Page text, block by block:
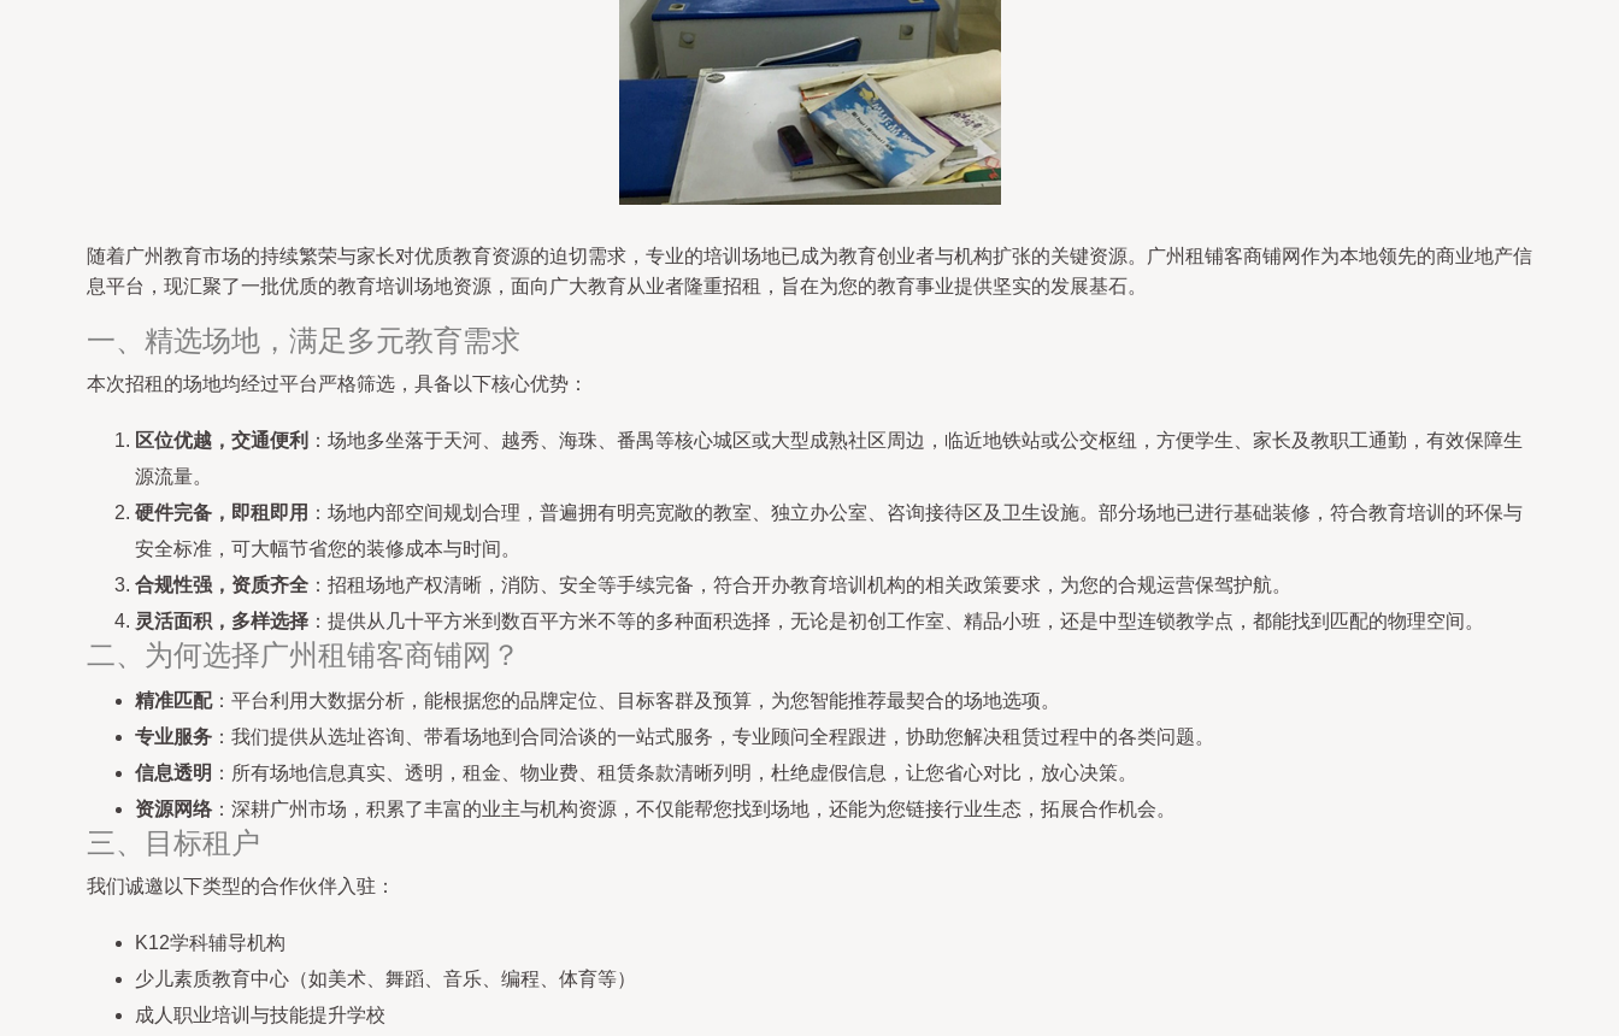
随着广州教育市场的持续繁荣与家长对优质教育资源的迫切需求，专业的培训场地已成为教育创业者与机构扩张的关键资源。广州租铺客商铺网作为本地领先的商业地产信
息平台，现汇聚了一批优质的教育培训场地资源，面向广大教育从业者隆重招租，旨在为您的教育事业提供坚实的发展基石。
一、精选场地，满足多元教育需求
本次招租的场地均经过平台严格筛选，具备以下核心优势：
区位优越，交通便利 ：场地多坐落于天河、越秀、海珠、番禺等核心城区或大型成熟社区周边，临近地铁站或公交枢纽，方便学生、家长及教职工通勤，有效保障生
源流量。
硬件完备，即租即用 ：场地内部空间规划合理，普遍拥有明亮宽敞的教室、独立办公室、咨询接待区及卫生设施。部分场地已进行基础装修，符合教育培训的环保与
安全标准，可大幅节省您的装修成本与时间。
合规性强，资质齐全 ：招租场地产权清晰，消防、安全等手续完备，符合开办教育培训机构的相关政策要求，为您的合规运营保驾护航。
灵活面积，多样选择 ：提供从几十平方米到数百平方米不等的多种面积选择，无论是初创工作室、精品小班，还是中型连锁教学点，都能找到匹配的物理空间。
二、为何选择广州租铺客商铺网？
精准匹配：平台利用大数据分析，能根据您的品牌定位、目标客群及预算，为您智能推荐最契合的场地选项。
专业服务 ：我们提供从选址咨询、带看场地到合同洽谈的一站式服务，专业顾问全程跟进，协助您解决租赁过程中的各类问题。
信息透明 ：所有场地信息真实、透明，租金、物业费、租赁条款清晰列明，杜绝虚假信息，让您省心对比，放心决策。
资源网络：深耕广州市场，积累了丰富的业主与机构资源，不仅能帮您找到场地，还能为您链接行业生态，拓展合作机会。
三、目标租户
我们诚邀以下类型的合作伙伴入驻：
K12学科辅导机构
少儿素质教育中心（如美术、舞蹈、音乐、编程、体育等）
成人职业培训与技能提升学校